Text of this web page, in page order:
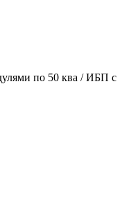
по 50 ква / ИБП с